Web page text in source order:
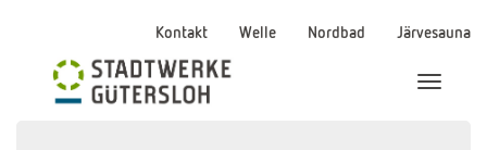
Kontakt Welle Nordbad Järvesauna
Menü